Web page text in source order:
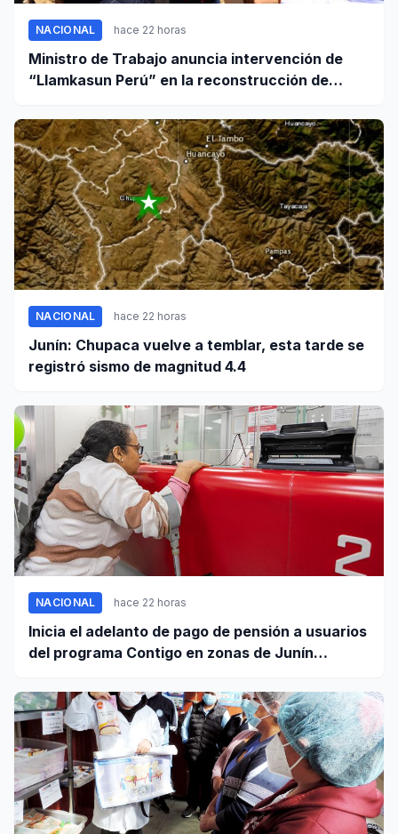
NACIONAL hace 22 horas
Ministro de Trabajo anuncia intervención de
“Llamkasun Perú” en la reconstrucción de
NACIONAL hace 22 horas
Junín: Chupaca vuelve a temblar, esta tarde se
registró sismo de magnitud 4.4
NACIONAL hace 22 horas
Inicia el adelanto de pago de pensión a usuarios
del programa Contigo en zonas de Junín